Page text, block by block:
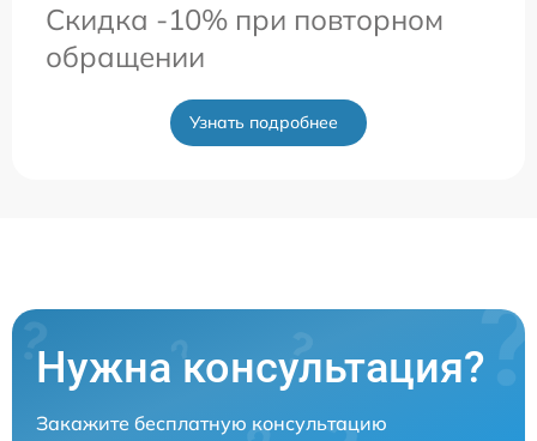
Скидка -10% при повторном
обращении
Узнать подробнее
Нужна консультация?
Закажите бесплатную консультацию